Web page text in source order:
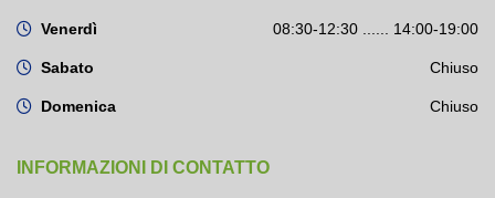
Venerdì 08:30-12:30 ...... 14:00-19:00
Sabato Chiuso
Domenica Chiuso
INFORMAZIONI DI CONTATTO